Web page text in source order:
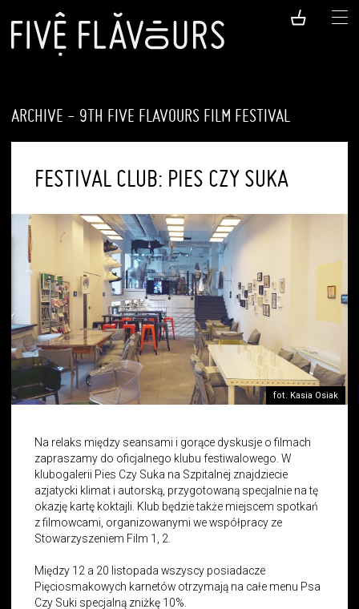
ARCHIVE - 9TH FIVE FLAVOURS FILM FESTIVAL
FESTIVAL CLUB: PIES CZY SUKA
fot. Kasia Osiak
Na relaks między seansami i gorące dyskusje o filmach
zapraszamy do oficjalnego klubu festiwalowego. W
klubogalerii Pies Czy Suka na Szpitalnej znajdziecie
azjatycki klimat i autorską, przygotowaną specjalnie na tę
okazję kartę koktajli. Klub będzie także miejscem spotkań
z filmowcami, organizowanymi we współpracy ze
Stowarzyszeniem Film 1, 2.
Między 12 a 20 listopada wszyscy posiadacze
Pięciosmakowych karnetów otrzymają na całe menu Psa
Czy Suki specjalną zniżkę 10%.